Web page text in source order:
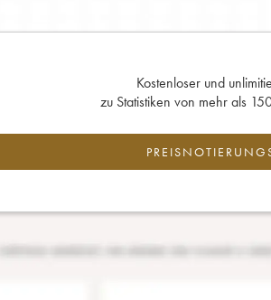
Kostenloser und
zu Statistiken von mehr als